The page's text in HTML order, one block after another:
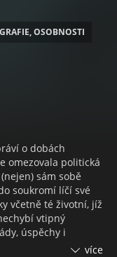
OSOBNOSTI
o dobách
omezovala politická
sám sobě
soukromí líčí své
včetně té životní, jíž
vtipný
úspěchy i
více